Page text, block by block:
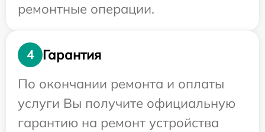
ремонтные операции.
4
Гарантия
По окончании ремонта и оплаты
услуги Вы получите официальную
гарантию на ремонт устройства